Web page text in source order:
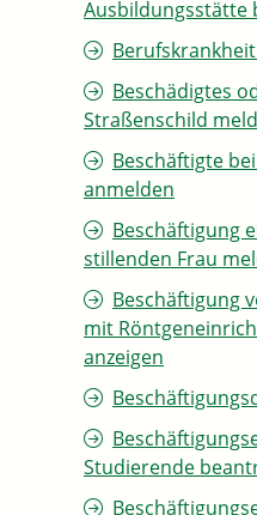
Ausbildungsstätte
Beschädigtes
Straßenschild
Beschäftigte
anmelden
Beschäftigung
stillenden Frau
Beschäftigung
mit
anzeigen
Studierende